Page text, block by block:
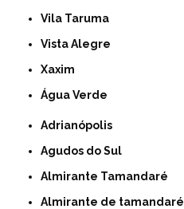
Vila Taruma
Vista Alegre
Xaxim
Água Verde
Adrianópolis
Agudos do Sul
Almirante Tamandaré
Almirante de tamandaré